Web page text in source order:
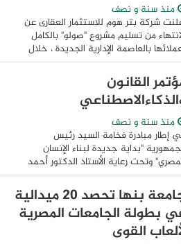
منذ سنة و نصف
شركة بتر هوم للاستثمار العقارى عن
من تسليم مشروع "صولو" بالكامل
بالعاصمة الإدارية الجديدة ، خلال
استثنائية نظمتها الشركة بحضور
المهندس خالد عباس – رئيس شركة العاصمة
القانون
منذ سنة و نصف
إطار مبادرة فخامة السيد رئيس
"بداية جديدة لبناء الإنسان
وتحت رعاية الأستاذ الدكتور أحمد
هنو - وزير الثقافة، رئيس المجلس
الأعلى للثقافة وتحت إشراف ا لأستاذ الدكتور
جامعة بنها تحصد 20 ميدالية
بطولة الجامعات المصرية
القوى